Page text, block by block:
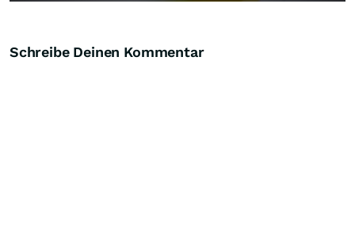
Schreibe Deinen Kommentar